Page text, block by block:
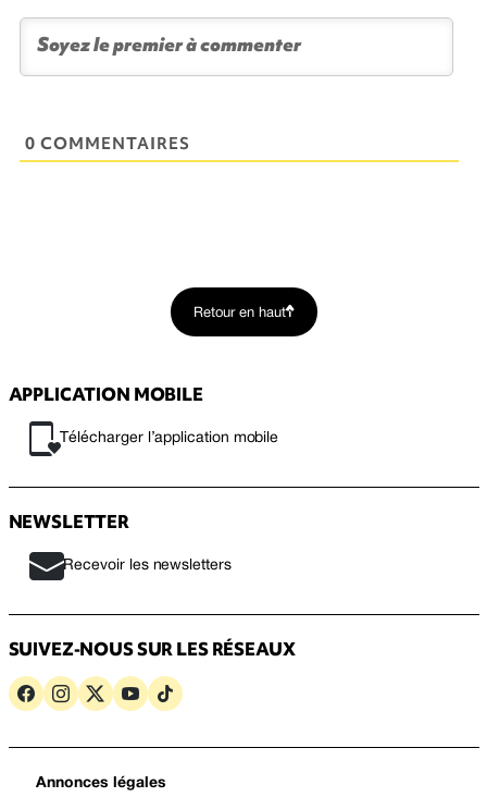
0 COMMENTAIRES
Retour en haut
APPLICATION MOBILE
Télécharger l’application mobile
NEWSLETTER
Recevoir les newsletters
SUIVEZ-NOUS SUR LES RÉSEAUX
Annonces légales